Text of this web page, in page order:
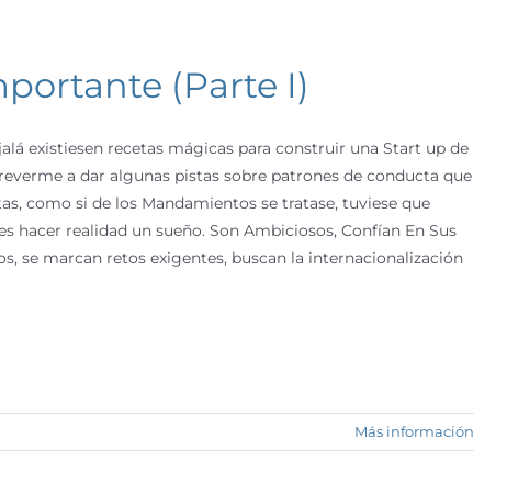
(Parte I)
existiesen recetas mágicas para construir una Start up de
a dar algunas pistas sobre patrones de conducta que
como si de los Mandamientos se tratase, tuviese que
hacer realidad un sueño. Son Ambiciosos, Confían En Sus
se marcan retos exigentes, buscan la internacionalización
Más información